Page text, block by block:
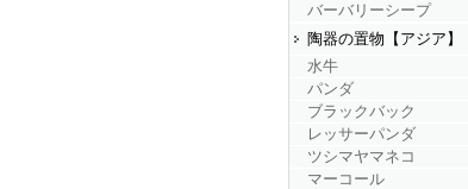
バーバリーシープ
陶器の置物【アジア】
水牛
パンダ
ブラックバック
レッサーパンダ
ツシマヤマネコ
マーコール